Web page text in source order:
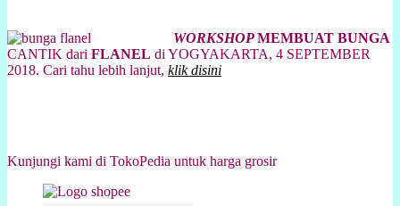
WORKSHOPMEMBUAT BUNGA
CANTIK dari FLANEL di YOGYAKARTA, 4 SEPTEMBER
2018. Cari tahu lebih lanjut, klik disini
Kunjungi kami di TokoPedia untuk harga grosir